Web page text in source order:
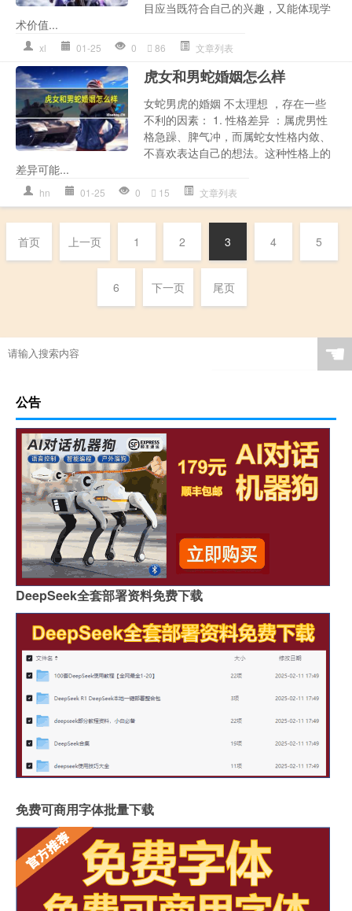
目应当既符合自己的兴趣，又能体现学
术价值...
xl 01-25 0 86 文章列表
虎女和男蛇婚姻怎么样
女蛇男虎的婚姻 不太理想 ，存在一些
不利的因素： 1. 性格差异 ：属虎男性
格急躁、脾气冲，而属蛇女性格内敛、
不喜欢表达自己的想法。这种性格上的
差异可能...
hn 01-25 0 15 文章列表
首页 上一页 1 2 3 4 5
6 下一页 尾页
☚
公告
DeepSeek全套部署资料免费下载
免费可商用字体批量下载